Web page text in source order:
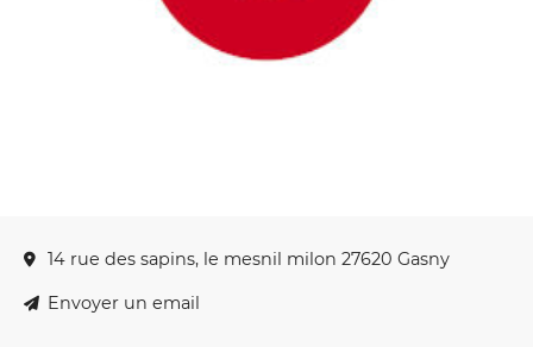
14 rue des sapins, le mesnil milon 27620 Gasny
Envoyer un email